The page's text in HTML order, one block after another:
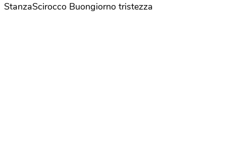
StanzaScirocco Buongiorno tristezza